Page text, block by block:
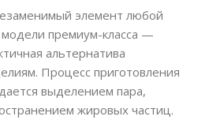
элемент любой
премиум-класса —
альтернатива
Процесс приготовления
выделением пара,
жировых частиц.